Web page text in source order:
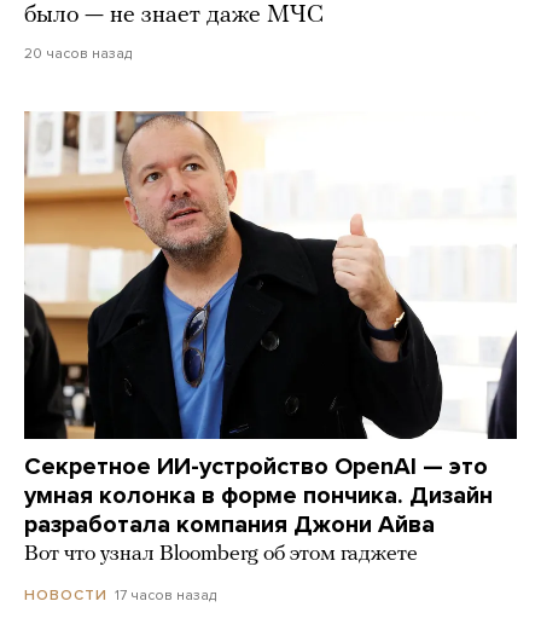
было — не знает даже МЧС
20 часов назад
Секретное ИИ-устройство OpenAI — это
умная колонка в форме пончика. Дизайн
разработала компания Джони Айва
Вот что узнал Bloomberg об этом гаджете
НОВОСТИ 17 часов назад